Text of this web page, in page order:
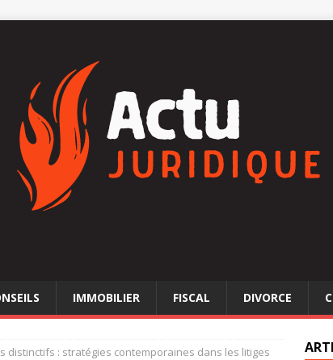
IMMOBILIER FISCAL DIVORCE
distinctifs : stratégies contemporaines dans les litiges